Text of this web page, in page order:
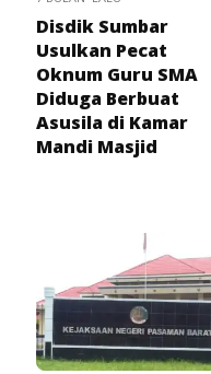
Disdik Sumbar
Usulkan Pecat
Oknum Guru SMA
Diduga Berbuat
Asusila di Kamar
Mandi Masjid